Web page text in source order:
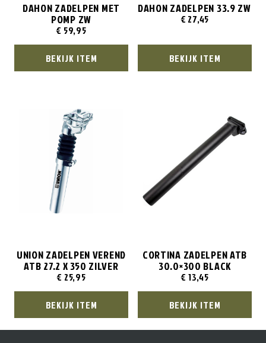
DAHON ZADELPEN MET
POMP ZW
€ 59,95
BEKIJK ITEM
DAHON ZADELPEN 33.9 ZW
€ 27,45
BEKIJK ITEM
UNION ZADELPEN VEREND
ATB 27.2 X 350 ZILVER
€ 25,95
BEKIJK ITEM
CORTINA ZADELPEN ATB
30.0×300 BLACK
€ 13,45
BEKIJK ITEM